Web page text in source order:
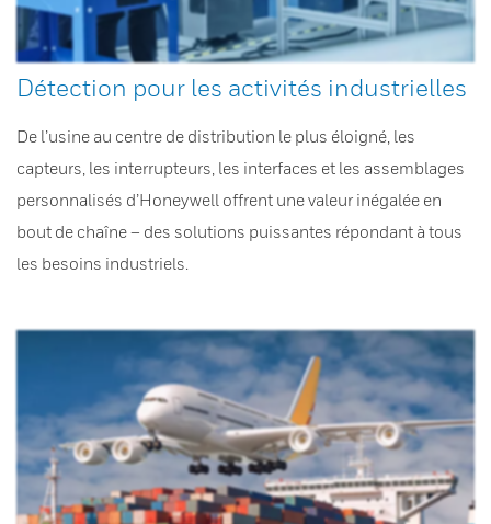
Détection pour les activités industrielles
De l’usine au centre de distribution le plus éloigné, les
capteurs, les interrupteurs, les interfaces et les assemblages
personnalisés d’Honeywell offrent une valeur inégalée en
bout de chaîne – des solutions puissantes répondant à tous
les besoins industriels.